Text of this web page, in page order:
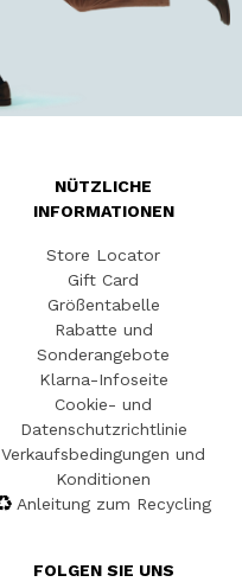
NÜTZLICHE
INFORMATIONEN
Store Locator
Gift Card
Größentabelle
Rabatte und
Sonderangebote
Klarna-Infoseite
Cookie- und
Datenschutzrichtlinie
Verkaufsbedingungen und
Konditionen
Anleitung zum Recycling
FOLGEN SIE UNS